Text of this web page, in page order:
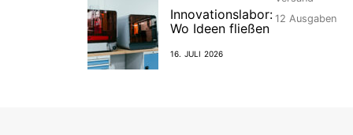
Innovationslabor:
Wo Ideen fließen
16. JULI 2026
12 Ausgaben